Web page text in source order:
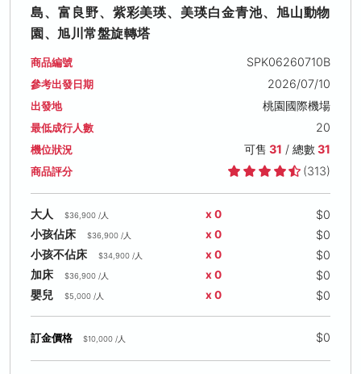
島、富良野、紫彩美瑛、美瑛白金青池、旭山動物
園、旭川常盤旋轉塔
商品編號 SPK06260710B
參考出發日期 2026/07/10
出發地 桃園國際機場
最低成行人數 20
機位狀況 可售 31 / 總數31
商品評分 (313)
大人 $36,900 /人 x 0 $0
小孩佔床 $36,900 /人 x 0 $0
小孩不佔床 $34,900 /人 x 0 $0
加床 $36,900 /人 x 0 $0
嬰兒 $5,000 /人 x 0 $0
訂金價格 $10,000 /人 $0